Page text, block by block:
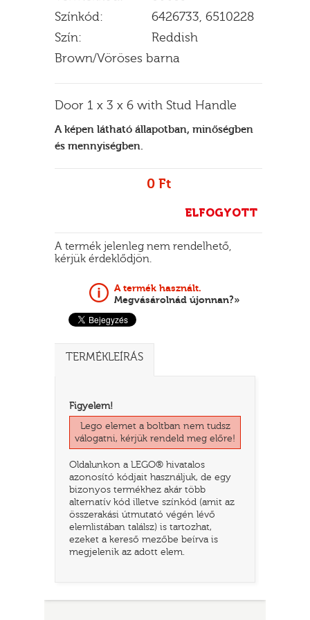
Színkód:
6426733, 6510228
Szín:
Reddish
Brown/Vöröses barna
Door 1 x 3 x 6 with Stud Handle
A képen látható állapotban, minőségben
és mennyiségben.
0 Ft
ELFOGYOTT
A termék jelenleg nem rendelhető,
kérjük érdeklődjön.
A termék használt.
Megvásárolnád újonnan?»
TERMÉKLEÍRÁS
Figyelem!
Lego elemet a boltban nem tudsz
válogatni, kérjük rendeld meg előre!
Oldalunkon a LEGO® hivatalos
azonosító kódjait használjuk, de egy
bizonyos termékhez akár több
alternatív kód illetve színkód (amit az
összerakási útmutató végén lévő
elemlistában találsz) is tartozhat,
ezeket a kereső mezőbe beírva is
megjelenik az adott elem.